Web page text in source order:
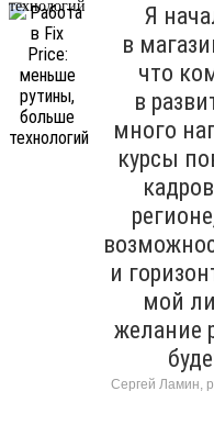
Я
в
что
в
много
курсы
и
мой
желание
Сергей Ламин,